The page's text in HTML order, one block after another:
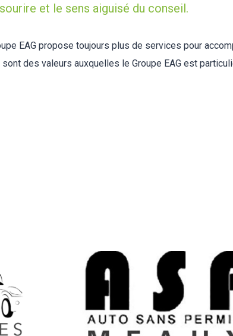
et le sens aiguisé du conseil.
EAG propose toujours plus de services pour
sont des valeurs auxquelles le Groupe EAG est